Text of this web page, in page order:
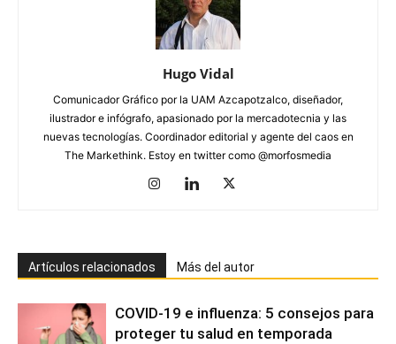
Hugo Vidal
Comunicador Gráfico por la UAM Azcapotzalco, diseñador,
ilustrador e infógrafo, apasionado por la mercadotecnia y las
nuevas tecnologías. Coordinador editorial y agente del caos en
The Markethink. Estoy en twitter como @morfosmedia
Artículos relacionados Más del autor
COVID-19 e influenza: 5 consejos para
proteger tu salud en temporada